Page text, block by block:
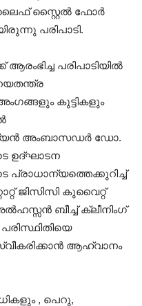
ലൈഫ് സ്റ്റൈൽ ഫോർ
പരിപാടി.
പരിപാടിയിൽ
കുട്ടികളും
അംബാസഡർ ഡോ.
ഉദ്ഘാടന
ജിസിസി കുവൈറ്റ്
ബീച്ച് ക്ലീനിംഗ്
ആഹ്വാനം
, പെറു,